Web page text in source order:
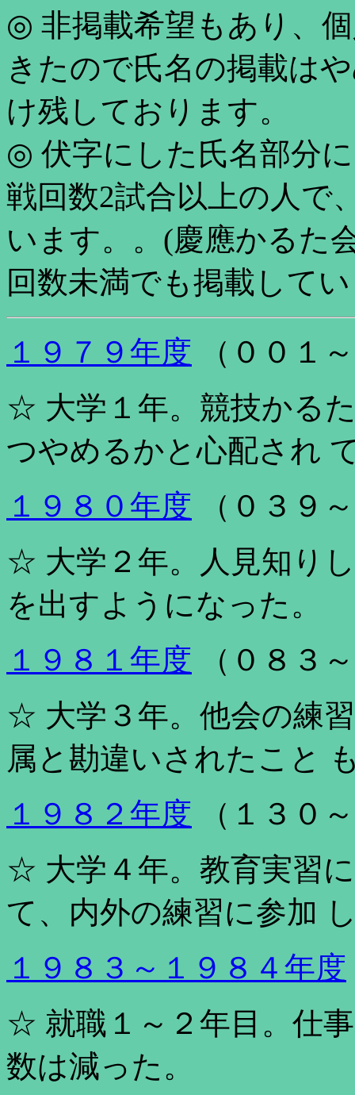
◎ 非掲載希望もあり、
きたので氏名の掲載は
け残しております。
◎ 伏字にした氏名部分
戦回数2試合以上の人で
います。。(慶應かるた
回数未満でも掲載して
１９７９年度 （００１
☆ 大学１年。競技かる
つやめるかと心配され
１９８０年度 （０３９
☆ 大学２年。人見知り
を出すようになった。
１９８１年度 （０８３
☆ 大学３年。他会の練
属と勘違いされたこと
１９８２年度 （１３０
☆ 大学４年。教育実習
て、内外の練習に参加
１９８３～１９８４年度
☆ 就職１～２年目。仕
数は減った。